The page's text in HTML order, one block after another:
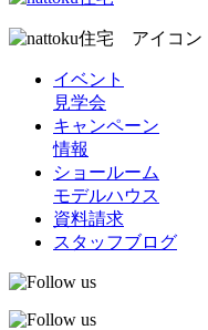
イベント
見学会
キャンペーン
情報
ショールーム
モデルハウス
資料請求
スタッフブログ